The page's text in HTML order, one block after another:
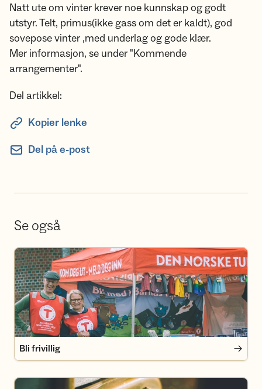
Natt ute om vinter krever noe kunnskap og godt
utstyr. Telt, primus(ikke gass om det er kaldt), god
sovepose vinter ,med underlag og gode klær.
Mer informasjon, se under "Kommende
arrangementer".
Del artikkel:
Kopier lenke
Del på e-post
Se også
Bli frivillig
Bli frivillig
Bli DNT-medlem